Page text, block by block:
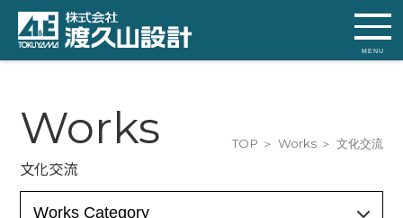
MENU
Works
文化交流
TOP Works 文化交流